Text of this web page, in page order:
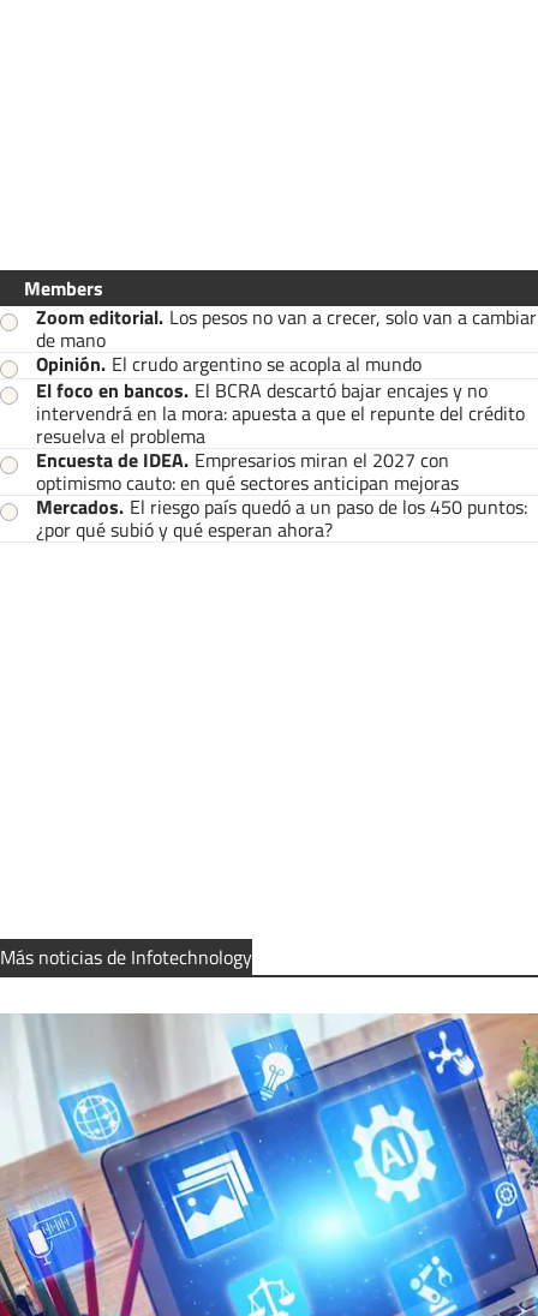
Members
Zoom editorial. Los pesos no van a crecer, solo van a cambiar
de mano
Opinión. El crudo argentino se acopla al mundo
El foco en bancos. El BCRA descartó bajar encajes y no
intervendrá en la mora: apuesta a que el repunte del crédito
resuelva el problema
Encuesta de IDEA. Empresarios miran el 2027 con
optimismo cauto: en qué sectores anticipan mejoras
Mercados. El riesgo país quedó a un paso de los 450 puntos:
¿por qué subió y qué esperan ahora?
Más noticias de Infotechnology